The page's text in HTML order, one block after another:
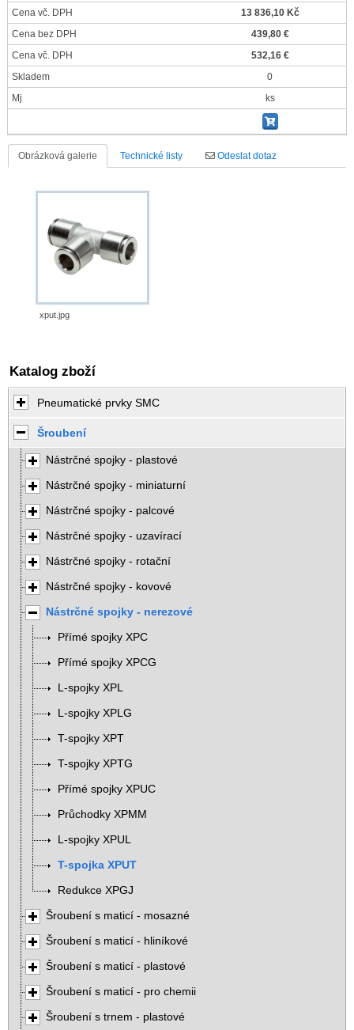
Cena vč. DPH
13 836,10 Kč
Cena bez DPH
439,80 €
Cena vč. DPH
532,16 €
Skladem
0
Mj
ks
Obrázková galerie Technické listy Odeslat dotaz
xput.jpg
Katalog zboží
Pneumatické prvky SMC
Šroubení
Nástrčné spojky - plastové
Nástrčné spojky - miniaturní
Nástrčné spojky - palcové
Nástrčné spojky - uzavírací
Nástrčné spojky - rotační
Nástrčné spojky - kovové
Nástrčné spojky - nerezové
Přímé spojky XPC
Přímé spojky XPCG
L-spojky XPL
L-spojky XPLG
T-spojky XPT
T-spojky XPTG
Přímé spojky XPUC
Průchodky XPMM
L-spojky XPUL
T-spojka XPUT
Redukce XPGJ
Šroubení s maticí - mosazné
Šroubení s maticí - hliníkové
Šroubení s maticí - plastové
Šroubení s maticí - pro chemii
Šroubení s trnem - plastové